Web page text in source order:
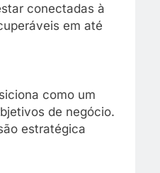
conectadas à
em até
como um
de negócio.
estratégica